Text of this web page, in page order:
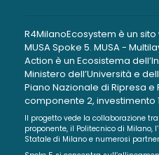
R4MilanoEcosystem è un
MUSA Spoke 5. MUSA -
Action è un Ecosistema
Ministero dell’Università e
Piano Nazionale di Ripresa e
componente 2, investimento
Il progetto vede la collaborazione
proponente, il Politecnico di Milano,
Statale di Milano e numerosi